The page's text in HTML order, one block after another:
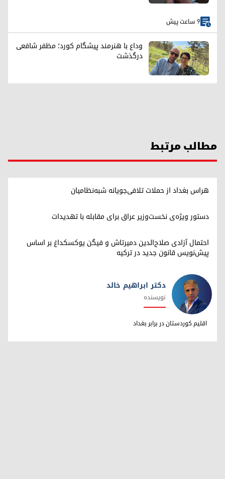
9 ساعت پیش
وداع با هنرمند پیشگام کورد؛ مظفر شافعی
درگذشت
مطالب مرتبط
هراس بغداد از حملات تلافی‌جویانه شبه‌نظامیان
دستور ویژه‌ی نخست‌وزیر عراق برای مقابله با تهدیدات
احتمال آزادی صلاح‌الدین دمیرتاش و فیگن یوکسکداغ بر اساس
پیش‌نویس قانون جدید در ترکیه
دکتر ابراهیم خالد
دکتر ابراهیم خالد
نویسنده
اقلیم کوردستان در برابر بغداد